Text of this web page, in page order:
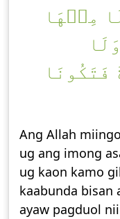
مِنۡهَا
Ang Allah
ug ang imong
ug kaon kamo
kaabunda bisan
ayaw pagduol